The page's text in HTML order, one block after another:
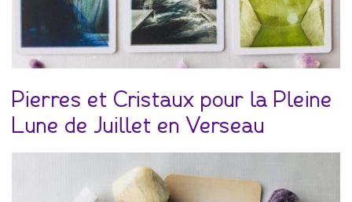
Pierres et Cristaux pour la Pleine
Lune de Juillet en Verseau